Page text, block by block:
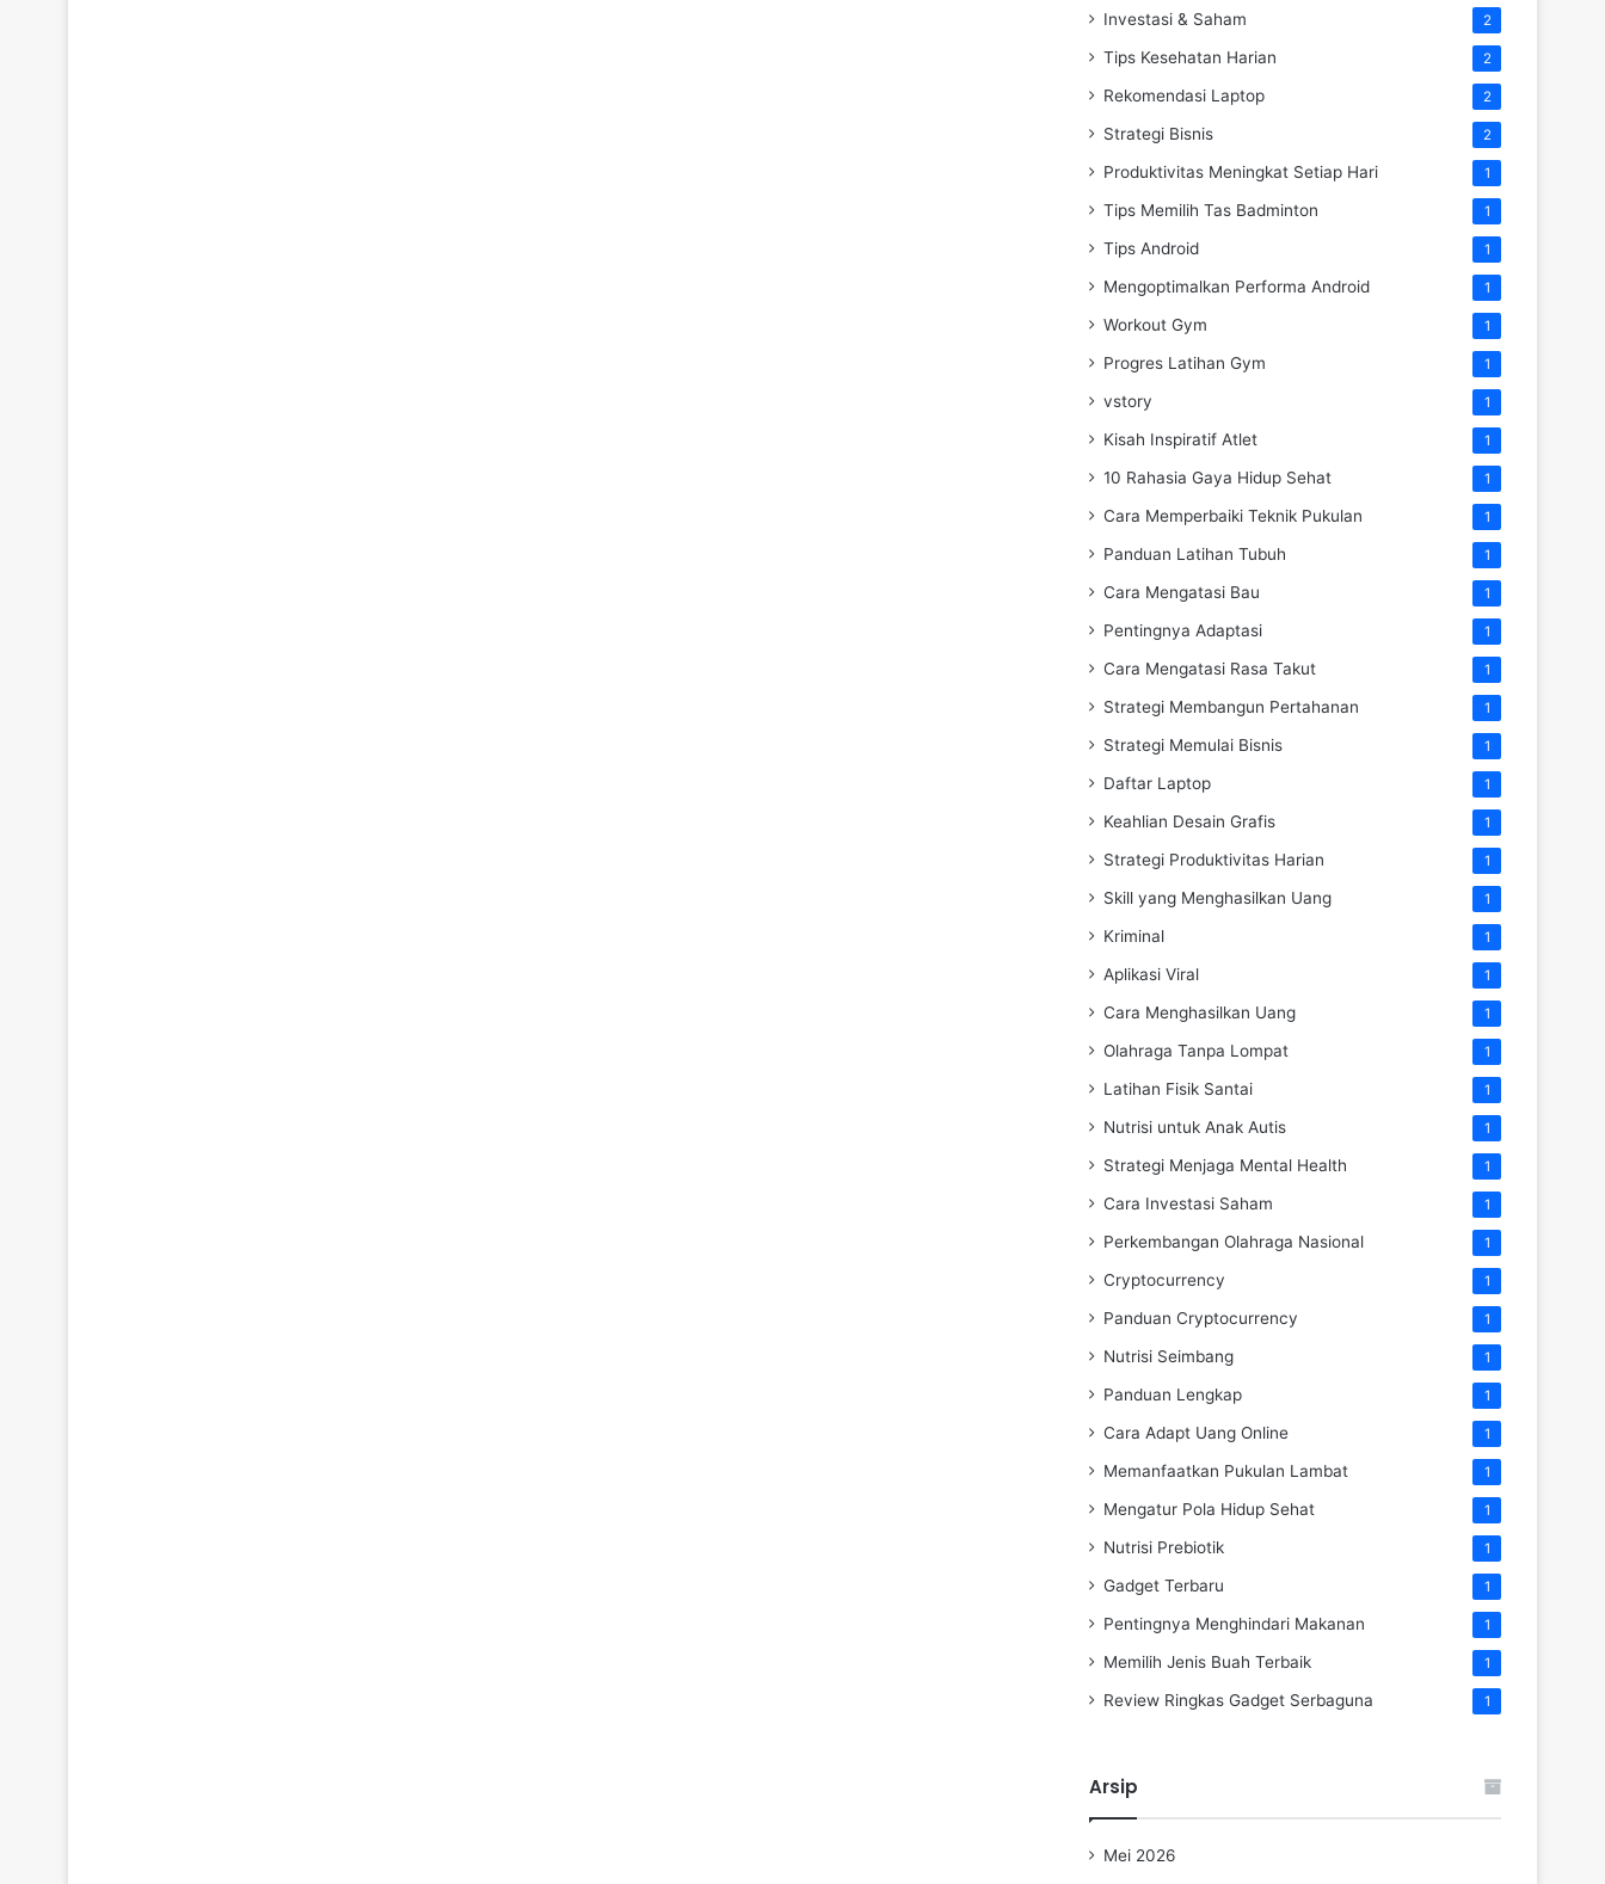
Investasi & Saham 2
Tips Kesehatan Harian 2
Rekomendasi Laptop 2
Strategi Bisnis 2
Produktivitas Meningkat Setiap Hari 1
Tips Memilih Tas Badminton 1
Tips Android 1
Mengoptimalkan Performa Android 1
Workout Gym 1
Progres Latihan Gym 1
vstory 1
Kisah Inspiratif Atlet 1
10 Rahasia Gaya Hidup Sehat 1
Cara Memperbaiki Teknik Pukulan 1
Panduan Latihan Tubuh 1
Cara Mengatasi Bau 1
Pentingnya Adaptasi 1
Cara Mengatasi Rasa Takut 1
Strategi Membangun Pertahanan 1
Strategi Memulai Bisnis 1
Daftar Laptop 1
Keahlian Desain Grafis 1
Strategi Produktivitas Harian 1
Skill yang Menghasilkan Uang 1
Kriminal 1
Aplikasi Viral 1
Cara Menghasilkan Uang 1
Olahraga Tanpa Lompat 1
Latihan Fisik Santai 1
Nutrisi untuk Anak Autis 1
Strategi Menjaga Mental Health 1
Cara Investasi Saham 1
Perkembangan Olahraga Nasional 1
Cryptocurrency 1
Panduan Cryptocurrency 1
Nutrisi Seimbang 1
Panduan Lengkap 1
Cara Adapt Uang Online 1
Memanfaatkan Pukulan Lambat 1
Mengatur Pola Hidup Sehat 1
Nutrisi Prebiotik 1
Gadget Terbaru 1
Pentingnya Menghindari Makanan 1
Memilih Jenis Buah Terbaik 1
Review Ringkas Gadget Serbaguna 1
Arsip
Mei 2026